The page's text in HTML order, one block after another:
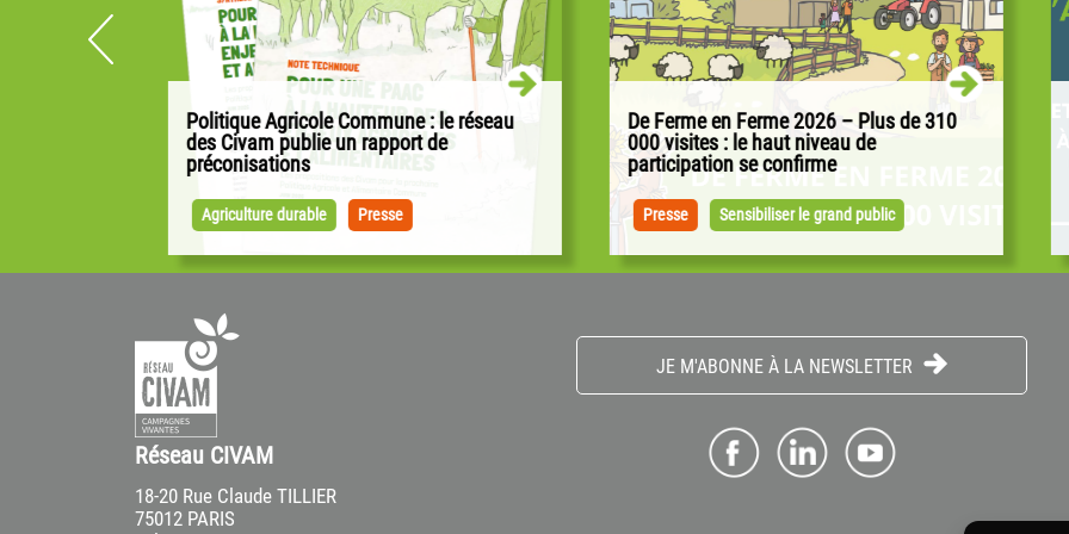
Politique Agricole Commune : le réseau
des Civam publie un rapport de
préconisations
débuté sur la base des propositions de la
Commission européenne, les Civam...
Agriculture durable Presse
De Ferme en Ferme 2026 – Plus de 310
000 visites : le haut niveau de
participation se confirme
alimentaire et la transition agricole occupent
une place importante dans le débat...
Presse Sensibiliser le grand public
Réseau CIVAM
18-20 Rue Claude TILLIER
75012 PARIS
JE M'ABONNE À LA NEWSLETTER